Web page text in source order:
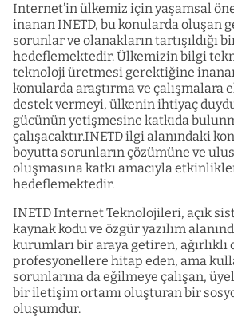
Internet’in ülkemiz için yaşamsal
inanan INETD, bu konularda oluşan
sorunlar ve olanakların tartışıldığı
hedeflemektedir. Ülkemizin bilgi
teknoloji üretmesi gerektiğine
konularda araştırma ve çalışmalara
destek vermeyi, ülkenin ihtiyaç
gücünün yetişmesine katkıda
çalışacaktır.INETD ilgi alanındaki
boyutta sorunların çözümüne ve
oluşmasına katkı amacıyla
hedeflemektedir.
INETD Internet Teknolojileri, açık
kaynak kodu ve özgür yazılım
kurumları bir araya getiren, ağırlıklı
profesyonellere hitap eden, ama
sorunlarına da eğilmeye çalışan,
bir iletişim ortamı oluşturan bir
oluşumdur.